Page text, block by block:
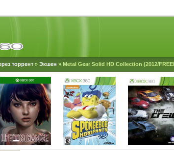
торрент» Экшен » Metal Gear Solid HD Collection (2012/